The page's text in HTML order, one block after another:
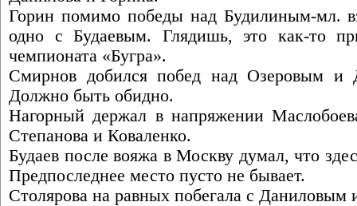
Горин помимо победы над Будилиным-мл.
одно с Будаевым. Глядишь, это как-то
чемпионата «Бугра».
Смирнов добился побед над Озеровым и
Должно быть обидно.
Нагорный держал в напряжении
Степанова и Коваленко.
Будаев после вояжа в Москву думал, что
Предпоследнее место пусто не бывает.
Столярова на равных побегала с Даниловым